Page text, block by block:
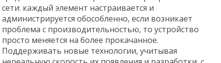
сети: каждый элемент настраивается и
администрируется обособленно, если возникает
проблема с производительностью, то устройство
просто меняется на более прокачанное.
Поддерживать новые технологии, учитывая